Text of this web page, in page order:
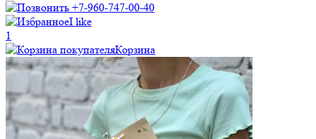
+7-960-747-00-40
I like
1
Корзина